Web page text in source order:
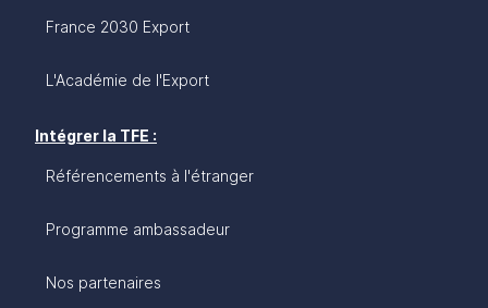
France 2030 Export
L'Académie de l'Export
Intégrer la TFE :
Référencements à l'étranger
Programme ambassadeur
Nos partenaires